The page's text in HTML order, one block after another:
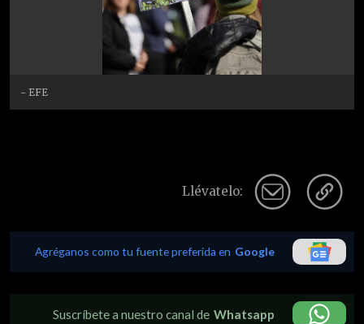
- EFE
Llévatelo:
Agréganos como tu fuente preferida en Google
Suscríbete a nuestro canal de Whatsapp